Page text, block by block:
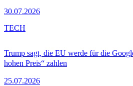
30.07.2026
Trump sagt, die EU werde für die
hohen Preis“ zahlen
25.07.2026
TECH